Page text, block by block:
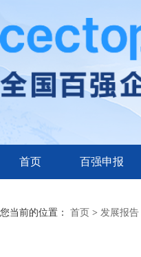
首页 百强申报
您当前的位置： 首页 > 发展报告